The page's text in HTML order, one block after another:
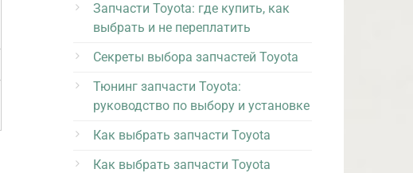
Запчасти Toyota: где купить, как
выбрать и не переплатить
Секреты выбора запчастей Toyota
Тюнинг запчасти Toyota:
руководство по выбору и установке
Как выбрать запчасти Toyota
Как выбрать запчасти Toyota